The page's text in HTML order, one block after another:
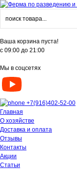
Ваша корзина пуста!
с 09:00 до 21:00
Мы в соцсетях
+7(916)402-52-00
Главная
О хозяйстве
Доставка и оплата
Отзывы
Контакты
Акции
Статьи